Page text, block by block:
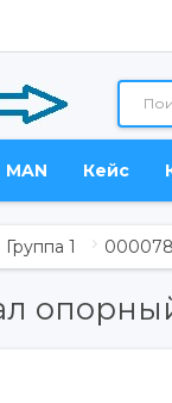
MAN Кейс
Группа 1